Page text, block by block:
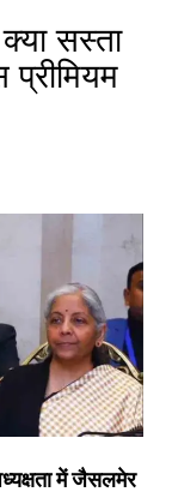
सस्‍ता
में जैसलमेर